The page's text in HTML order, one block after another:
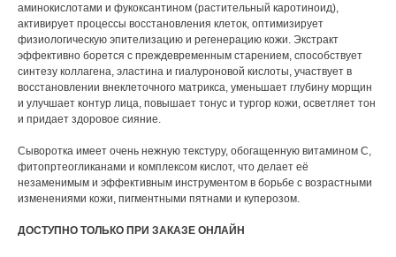
аминокислотами и фукоксантином (растительный каротиноид),
активирует процессы восстановления клеток, оптимизирует
физиологическую эпителизацию и регенерацию кожи. Экстракт
эффективно борется с преждевременным старением, способствует
синтезу коллагена, эластина и гиалуроновой кислоты, участвует в
восстановлении внеклеточного матрикса, уменьшает глубину морщин
и улучшает контур лица, повышает тонус и тургор кожи, осветляет тон
и придает здоровое сияние.
Сыворотка имеет очень нежную текстуру, обогащенную витамином С,
фитопртеогликанами и комплексом кислот, что делает её
незаменимым и эффективным инструментом в борьбе с возрастными
изменениями кожи, пигментными пятнами и куперозом.
ДОСТУПНО ТОЛЬКО ПРИ ЗАКАЗЕ ОНЛАЙН